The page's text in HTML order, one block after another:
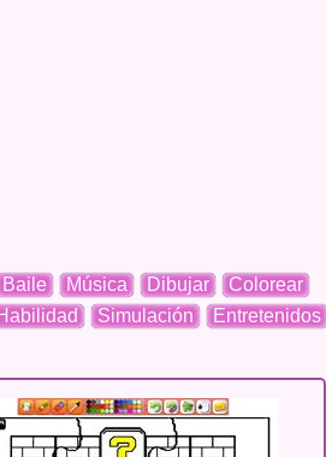
Baile Música Dibujar
Colorear
Simulación
Entretenidos